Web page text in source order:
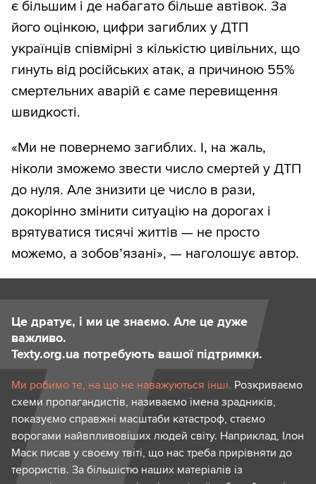
є більшим і де набагато більше автівок. За
його оцінкою, цифри загиблих у ДТП
українців співмірні з кількістю цивільних, що
гинуть від російських атак, а причиною 55%
смертельних аварій є саме перевищення
швидкості.
«Ми не повернемо загиблих. І, на жаль,
ніколи зможемо звести число смертей у ДТП
до нуля. Але знизити це число в рази,
докорінно змінити ситуацію на дорогах і
врятуватися тисячі життів — не просто
можемо, а зобов’язані», — наголошує автор.
Це дратує, і ми це знаємо. Але це дуже
важливо.
Texty.org.ua потребують вашої підтримки.
Ми робимо те, на що не наважуються інші. Розкриваємо
схеми пропагандистів, називаємо імена зрадників,
показуємо справжні масштаби катастроф, стаємо
ворогами найвпливовіших людей світу. Наприклад, Ілон
Маск писав у своєму твіті, що нас треба прирівняти до
терористів. За більшістю наших матеріалів із